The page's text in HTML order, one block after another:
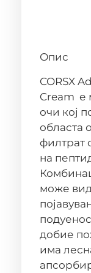
Опис
CORSX
Cream е
очи кој
областа
филтрат
на
може
добие
има